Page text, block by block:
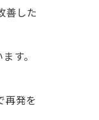
善した
す。
再発を